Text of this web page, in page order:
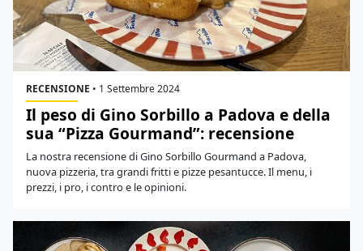
RECENSIONE • 1 Settembre 2024
Il peso di Gino Sorbillo a Padova e della
sua “Pizza Gourmand”: recensione
La nostra recensione di Gino Sorbillo Gourmand a Padova,
nuova pizzeria, tra grandi fritti e pizze pesantucce. Il menu, i
prezzi, i pro, i contro e le opinioni.